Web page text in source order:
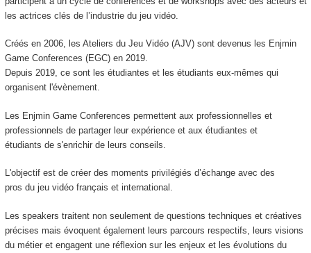
les actrices clés de l’industrie du jeu vidéo.
Créés en 2006, les Ateliers du Jeu Vidéo (AJV) sont devenus les Enjmin
Game Conferences (EGC) en 2019.
Depuis 2019, ce sont les étudiantes et les étudiants eux-mêmes qui
organisent l'évènement.
Les Enjmin Game Conferences permettent aux professionnelles et
professionnels de partager leur expérience et aux étudiantes et
étudiants de s'enrichir de leurs conseils.
L'objectif est de créer des moments privilégiés d’échange avec des
pros du jeu vidéo français et international.
Les speakers traitent non seulement de questions techniques et créatives
précises mais évoquent également leurs parcours respectifs, leurs visions
du métier et engagent une réflexion sur les enjeux et les évolutions du